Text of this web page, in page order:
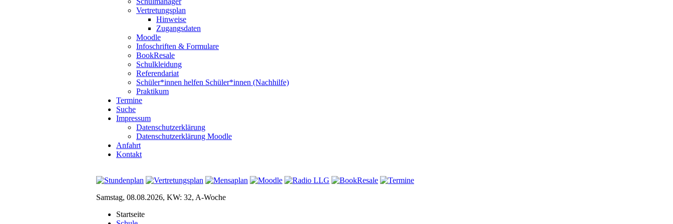
Vertretungsplan
Hinweise
Zugangsdaten
Moodle
Infoschriften & Formulare
BookResale
Schulkleidung
Referendariat
Schüler*innen helfen Schüler*innen (Nachhilfe)
Praktikum
Termine
Suche
Impressum
Datenschutzerklärung
Datenschutzerklärung Moodle
Anfahrt
Kontakt
Samstag, 08.08.2026, KW: 32, A-Woche
Startseite